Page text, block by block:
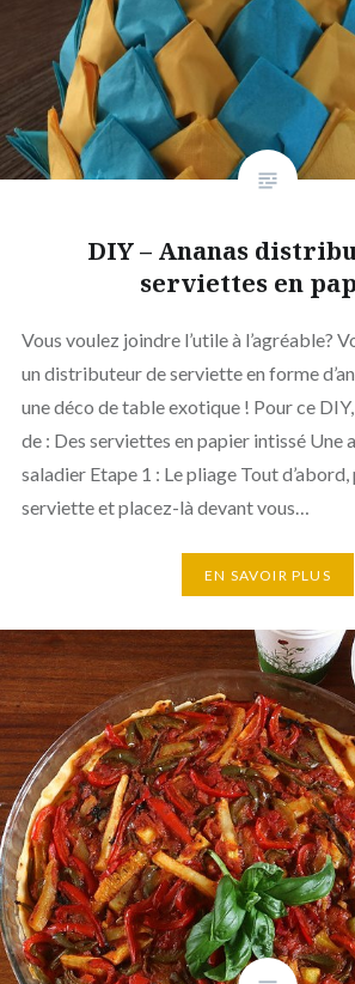
DIY – Ananas
serviettes en
Vous voulez joindre l’utile à l’agréable?
un distributeur de serviette en forme
une déco de table exotique ! Pour ce
de : Des serviettes en papier intissé Une
saladier Etape 1 : Le pliage Tout d’abord,
serviette et placez-là devant vous…
EN SAVOIR PLUS